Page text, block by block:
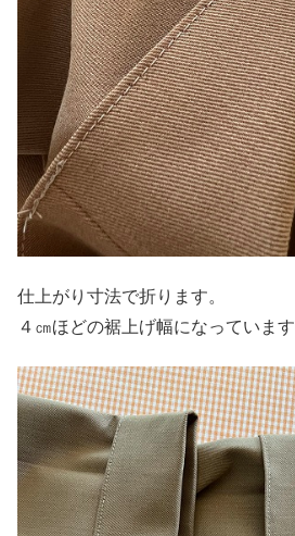
仕上がり寸法で折ります。
４㎝ほどの裾上げ幅になっています